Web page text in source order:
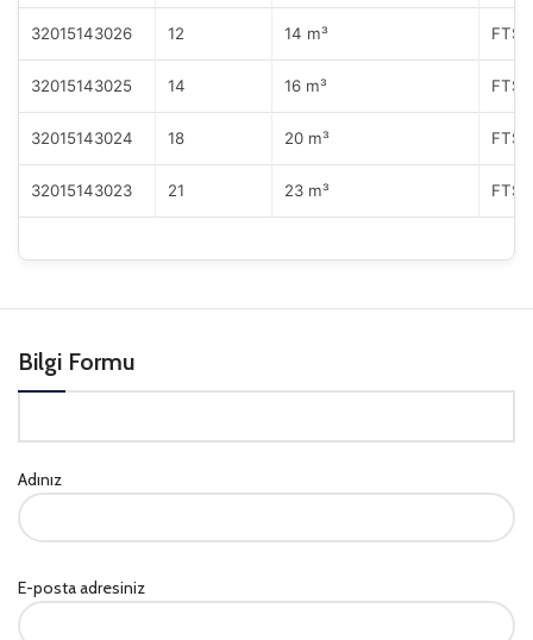
32015143026 12 14 m³
32015143025 14 16 m³
32015143024 18 20 m³
32015143023 21 23 m³
Bilgi Formu
Adınız
E-posta adresiniz